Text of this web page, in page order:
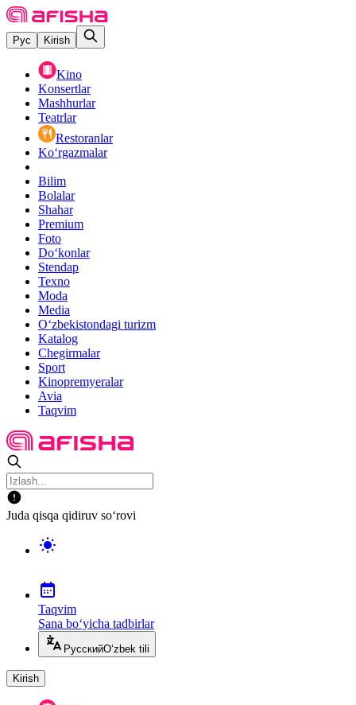
Рус Kirish
Kino
Konsertlar
Mashhurlar
Teatrlar
Restoranlar
Ko‘rgazmalar
Bilim
Bolalar
Shahar
Premium
Foto
Do‘konlar
Stendap
Texno
Moda
Media
O‘zbekistondagi turizm
Katalog
Chegirmalar
Sport
Kinopremyeralar
Avia
Taqvim
Juda qisqa qidiruv so‘rovi
Taqvim
Sana bo‘yicha tadbirlar
РусскийO‘zbek tili
Kirish